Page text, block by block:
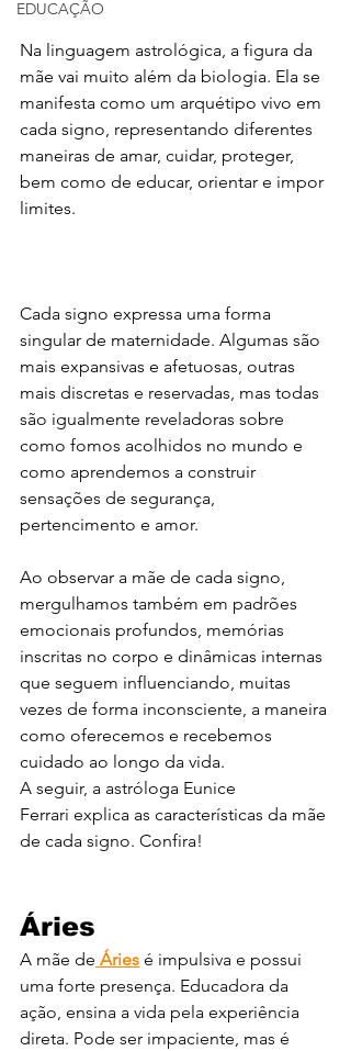
EDUCAÇÃO
Na linguagem astrológica, a figura da
mãe vai muito além da biologia. Ela se
manifesta como um arquétipo vivo em
cada signo, representando diferentes
maneiras de amar, cuidar, proteger,
bem como de educar, orientar e impor
limites.
Cada signo expressa uma forma
singular de maternidade. Algumas são
mais expansivas e afetuosas, outras
mais discretas e reservadas, mas todas
são igualmente reveladoras sobre
como fomos acolhidos no mundo e
como aprendemos a construir
sensações de segurança,
pertencimento e amor.
Ao observar a mãe de cada signo,
mergulhamos também em padrões
emocionais profundos, memórias
inscritas no corpo e dinâmicas internas
que seguem influenciando, muitas
vezes de forma inconsciente, a maneira
como oferecemos e recebemos
cuidado ao longo da vida.
A seguir, a astróloga Eunice
Ferrari explica as características da mãe
de cada signo. Confira!
Áries
A mãe de Áries é impulsiva e possui
uma forte presença. Educadora da
ação, ensina a vida pela experiência
direta. Pode ser impaciente, mas é